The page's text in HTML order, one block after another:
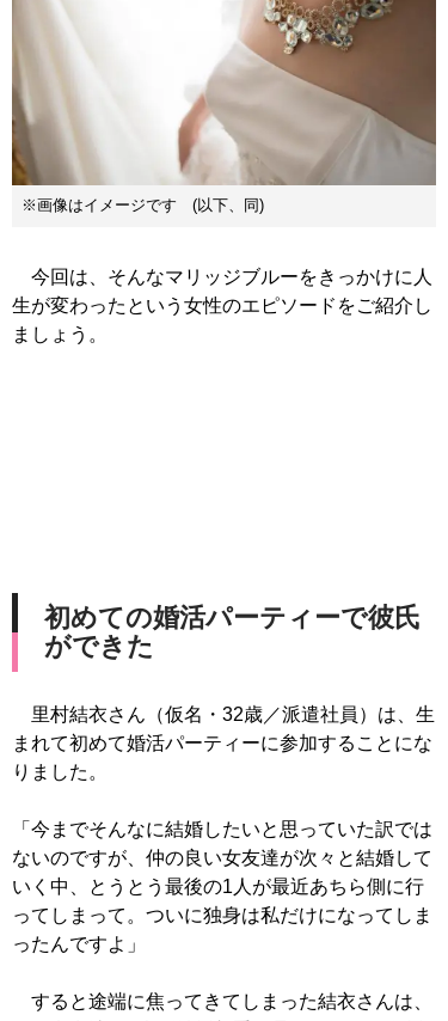
※画像はイメージです (以下、同)
今回は、そんなマリッジブルーをきっかけに人
生が変わったという女性のエピソードをご紹介し
ましょう。
初めての婚活パーティーで彼氏
ができた
里村結衣さん（仮名・32歳／派遣社員）は、生
まれて初めて婚活パーティーに参加することにな
りました。
「今までそんなに結婚したいと思っていた訳では
ないのですが、仲の良い女友達が次々と結婚して
いく中、とうとう最後の1人が最近あちら側に行
ってしまって。ついに独身は私だけになってしま
ったんですよ」
すると途端に焦ってきてしまった結衣さんは、